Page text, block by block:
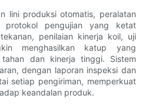
lini produksi otomatis, peralatan
protokol pengujian yang ketat
penilaian kinerja koil, uji
menghasilkan katup yang
dan kinerja tinggi. Sistem
dengan laporan inspeksi dan
setiap pengiriman, memperkuat
keandalan produk.